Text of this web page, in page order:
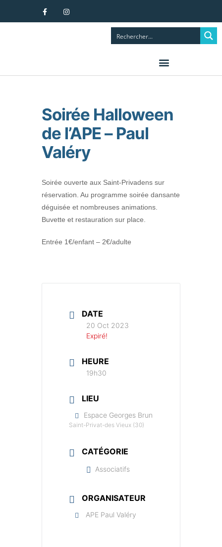
Soirée Halloween
de l’APE – Paul
Valéry
Soirée ouverte aux Saint-Privadens sur
réservation. Au programme soirée dansante
déguisée et nombreuses animations.
Buvette et restauration sur place.
Entrée 1€/enfant – 2€/adulte
DATE
20 Oct 2023
Expiré!
HEURE
19h30
LIEU
Espace Georges Brun
Saint-Privat-des Vieux (30)
CATÉGORIE
Associatifs
ORGANISATEUR
APE Paul Valéry